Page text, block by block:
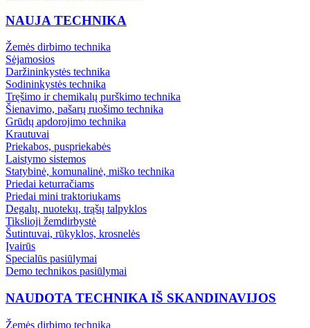
NAUJA TECHNIKA
Žemės dirbimo technika
Sėjamosios
Daržininkystės technika
Sodininkystės technika
Tręšimo ir chemikalų purškimo technika
Šienavimo, pašarų ruošimo technika
Grūdų apdorojimo technika
Krautuvai
Priekabos, puspriekabės
Laistymo sistemos
Statybinė, komunalinė, miško technika
Priedai keturračiams
Priedai mini traktoriukams
Degalų, nuotekų, trąšų talpyklos
Tikslioji žemdirbystė
Šutintuvai, rūkyklos, krosnelės
Įvairūs
Specialūs pasiūlymai
Demo technikos pasiūlymai
NAUDOTA TECHNIKA IŠ SKANDINAVIJOS
Žemės dirbimo technika